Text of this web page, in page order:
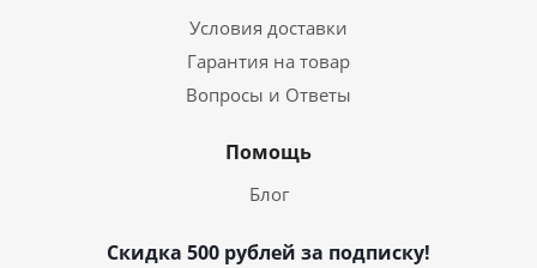
Условия доставки
Гарантия на товар
Вопросы и Ответы
Помощь
Блог
Скидка 500 рублей за подписку!